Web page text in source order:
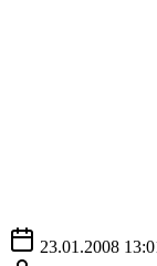
23.01.2008